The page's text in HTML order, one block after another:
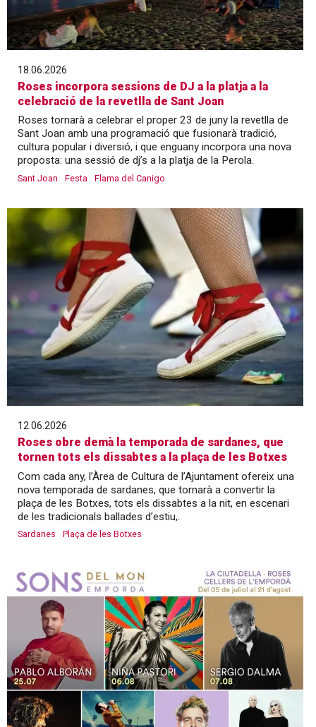
18.06.2026
Roses incorpora sessions de DJ a la platja a la
celebració de la revetlla de Sant Joan
Roses tornarà a celebrar el proper 23 de juny la revetlla de
Sant Joan amb una programació que fusionarà tradició,
cultura popular i diversió, i que enguany incorpora una nova
proposta: una sessió de dj’s a la platja de la Perola.
Sant Joan Festa Flama del Canigo
12.06.2026
Roses obre demà la temporada de sardanes, que
tornen tots els dissabtes a la plaça de les Botxes
Com cada any, l’Àrea de Cultura de l’Ajuntament ofereix una
nova temporada de sardanes, que tornarà a convertir la
plaça de les Botxes, tots els dissabtes a la nit, en escenari
de les tradicionals ballades d’estiu,.
Sardanes Plaça de les Botxes